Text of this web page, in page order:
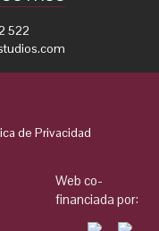
522
de Privacidad
Web co-
financiada por: